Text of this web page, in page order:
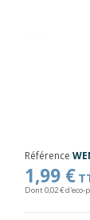
Référence
1,99 €
Dont 0,02 €